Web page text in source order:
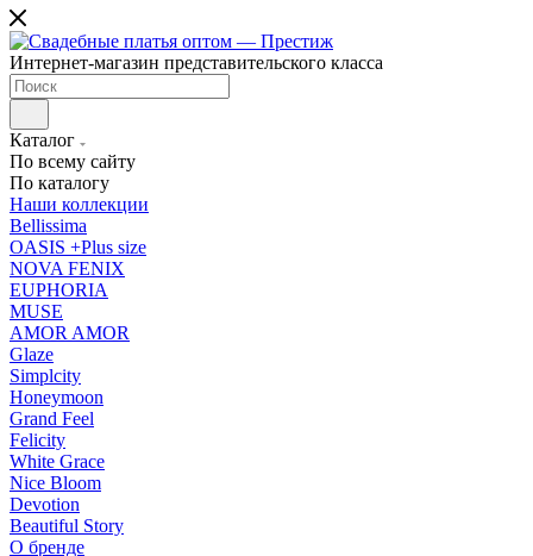
Интернет-магазин представительского класса
Каталог
По всему сайту
По каталогу
Наши коллекции
Bellissima
OASIS +Plus size
NOVA FENIX
EUPHORIA
MUSE
AMOR AMOR
Glaze
Simplcity
Honeymoon
Grand Feel
Felicity
White Grace
Nice Bloom
Devotion
Beautiful Story
О бренде